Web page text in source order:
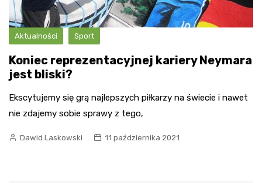
Aktualności Sport
Koniec reprezentacyjnej kariery Neymara
jest bliski?
Ekscytujemy się grą najlepszych piłkarzy na świecie i nawet
nie zdajemy sobie sprawy z tego,
Dawid Laskowski 11 października 2021